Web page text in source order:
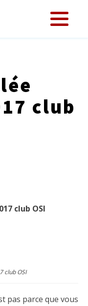
club
club OSI
club OSI
pas parce que vous